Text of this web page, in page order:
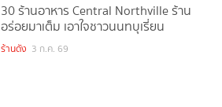
30 ร้านอาหาร Central Northville ร้าน
อร่อยมาเต็ม เอาใจชาวนนทบุเรี่ยน
ร้านดัง 3 ก.ค. 69